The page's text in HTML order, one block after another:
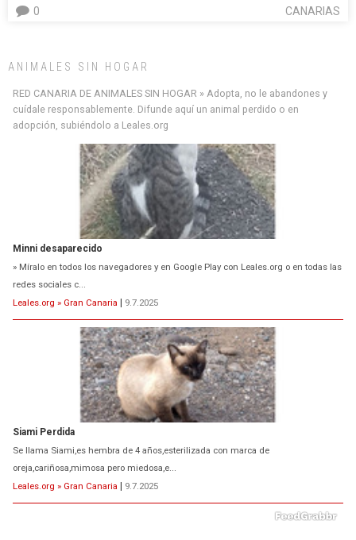
CANARIAS
0
ANIMALES SIN HOGAR
RED CANARIA DE ANIMALES SIN HOGAR » Adopta, no le abandones y
cuídale responsablemente. Difunde aquí un animal perdido o en
adopción, subiéndolo a Leales.org
Minni desaparecido
» Míralo en todos los navegadores y en Google Play con Leales.org o en todas las
redes sociales c...
Leales.org » Gran Canaria | 9.7.2025
Siami Perdida
Se llama Siami,es hembra de 4 años,esterilizada con marca de
oreja,cariñosa,mimosa pero miedosa,e...
Leales.org » Gran Canaria | 9.7.2025
ADOPCIÓN URGENTE GATA TEROR GRAN CANARIA
El ayuntamiento se va a llevar a Los Gatos callejeros de la zona los próximos